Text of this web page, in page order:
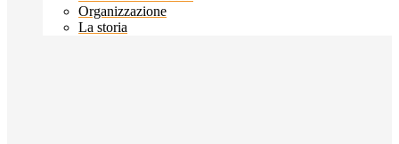
Organizzazione
La storia